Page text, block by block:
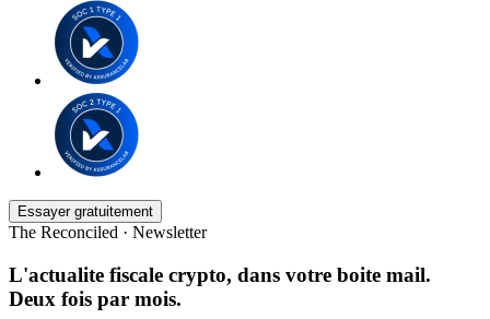
Essayer gratuitement
The Reconciled · Newsletter
L'actualite fiscale crypto, dans votre boite mail.
Deux fois par mois.